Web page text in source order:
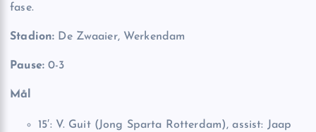
fase.
Stadion: De Zwaaier, Werkendam
Pause:0-3
Mål
15′: V. Guit (Jong Sparta Rotterdam), assist: Jaap